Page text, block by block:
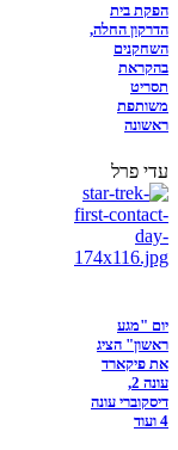
הפקת בית
הדרקון החלה,
השחקנים
בהקראת
תסריט
משותפת
ראשונה
עדי פרל
יום "מגע
ראשון" הציג
את פיקארד
עונה 2,
דיסקוברי עונה
4 ועוד